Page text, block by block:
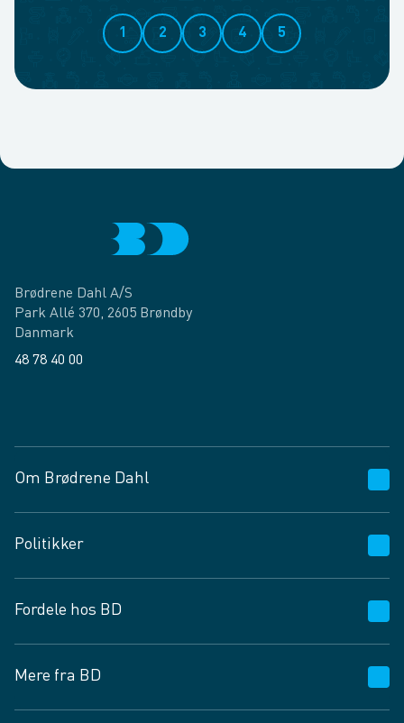
1 2 3 4 5
Brødrene Dahl A/S
Park Allé 370, 2605 Brøndby
Danmark
48 78 40 00
Om Brødrene Dahl
Vagttelefon 30 10 89 89
Spørgsmål og svar
Job og karriere
Fødevarekontrolrapport
Politikker
Privatlivspolitik
Cookies
Vilkår og betingelser
Fordele hos BD
BD app
BD.dk services
Mere fra BD